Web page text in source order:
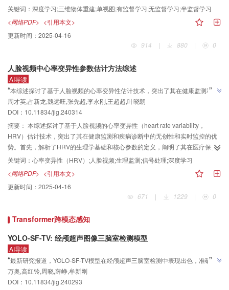
解决“机器如何认知”这样的人工智能发展的重大问题提供了一种新研究视角、路
前基于深度学习的单视图三维物体重建方法通过数据驱动的方式，在重建对象
适用范围和重建模型鲁棒性等方面取得进展。本文首先讨论近年来单视图三维
物体重建领域常用的数据集与评价指标。然后围绕基于深度学习的单视图三维
物体重建领域，对有监督学习单视图三维物体重建、无监督学习单视图三维物
体重建和半监督学习单视图三维物体重建等相关研究工作进行系统性地分析和
结，并展望未来可能的发展趋势与关键技术。
关键词： 深度学习;三维物体重建;单视图;有监督学习;无监督学习;半监督学习
<网络PDF> <引用本文>
更新时间： 2025-04-16
914
| 880 | 0
人脸视频中心率变异性参数估计方法综述
AI导读
“本综述探讨了基于人脸视频的心率变异性估计技术，突出了其在健康监测和疾
病诊断中的无创性和实时监控的优势。深度学习技术在HRV估计方面因其强大
的模式识别能力，能够有效提取复杂视觉特征和处理非线性生理信号，在提高
估计精度方面展现出显著优势。本综述旨在提供基于人脸视频的HRV估计技术
的全面视角，为学术界和工业界的技术创新和应用拓展提供重要参考。”
”
周才英,占新龙,魏远旺,张先超,李永刚,王超超,叶晓朗
DOI：10.11834/jig.240314
摘要： 本综述探讨了基于人脸视频的心率变异性（heart rate variability，
HRV）估计技术，突出了其在健康监测和疾病诊断中的无创性和实时监控的优
势。首先，解析了HRV的生理学基础和核心参数的定义，阐明了其在医疗保健
领域的应用潜力。接着，详细介绍了人脸视频采集的技术细节、数据预处理流
程，重点讨论了多种HRV参数估计方法，包括传统信号处理技术和深度学习算
法。分析表明，深度学习技术在HRV估计方面因其强大的模式识别能力，能够
有效提取复杂视觉特征和处理非线性生理信号，在提高估计精度方面展现出显
著优势。本综述还对比了传统方法和深度学习方法在不同应用场景中的表现，
案例，如健康评估、情绪识别、精神压力评估、疲劳检测和心血管疾病早期预
警等。因此，本综述提出了未来研究的方向，包括降低头部运动和环境光变化
的干扰、优化模型选择及减少对训练数据的依赖等，以促进HRV估计技术的发
展。本综述旨在提供基于人脸视频的HRV估计技术的全面视角，为学术界和工
业界的技术创新和应用拓展提供重要参考。
关键词： 心率变异性（HRV）;人脸视频;生理监测;信号处理;深度学习
<网络PDF> <引用本文>
更新时间： 2025-04-16
671
| 1229 | 0
Transformer跨模态感知
YOLO-SF-TV: 经颅超声图像三脑室检测模型
AI导读
“最新研究报道，YOLO-SF-TV模型在经颅超声三脑室检测中表现出色，准确率
显著提升，为帕金森病早期诊断提供新工具。
”
万奥,高红铃,周晓,薛峥,牟新刚
DOI：10.11834/jig.240293